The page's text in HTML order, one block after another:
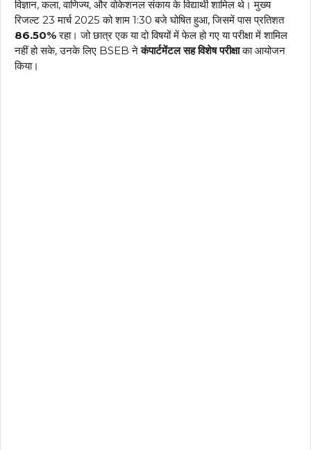
विज्ञान, कला, वाणिज्य, और वोकेशनल संकाय के विद्यार्थी शामिल थे। मुख्य
रिजल्ट 23 मार्च 2025 को शाम 1:30 बजे घोषित हुआ, जिसमें पास प्रतिशत
86.50%रहा। जो छात्र एक या दो विषयों में फेल हो गए या परीक्षा में शामिल
नहीं हो सके, उनके लिए BSEB नेकंपार्टमेंटल सह विशेष परीक्षाका आयोजन
किया।